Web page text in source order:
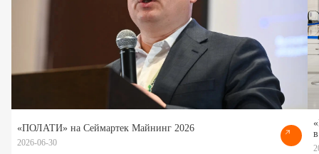
«ПОЛАТИ» на Сеймартек Майнинг 2026
2026-06-30